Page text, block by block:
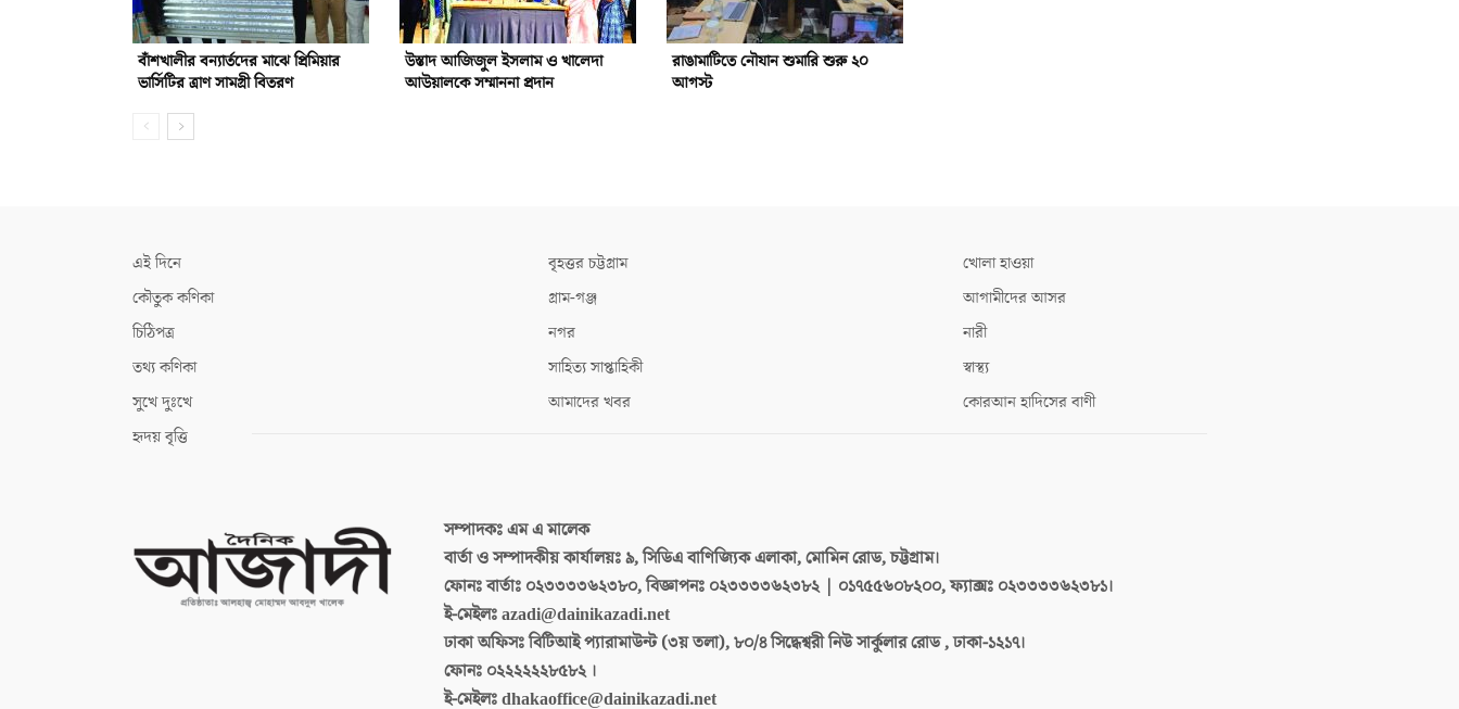
বাঁশখালীর বন্যার্তদের মাঝে প্রিমিয়ার
ভার্সিটির ত্রাণ সামগ্রী বিতরণ
উস্তাদ আজিজুল ইসলাম ও খালেদা
আউয়ালকে সম্মাননা প্রদান
রাঙামাটিতে নৌযান শুমারি শুরু ২০
আগস্ট
এই দিনে
কৌতুক কণিকা
চিঠিপত্র
তথ্য কণিকা
সুখে দুঃখে
হৃদয় বৃত্তি
বৃহত্তর চট্টগ্রাম
গ্রাম-গঞ্জ
নগর
সাহিত্য সাপ্তাহিকী
আমাদের খবর
খোলা হাওয়া
আগামীদের আসর
নারী
স্বাস্থ্য
কোরআন হাদিসের বাণী
সম্পাদকঃএম এ মালেক
বার্তা ও সম্পাদকীয় কার্যালয়ঃ৯, সিডিএ বাণিজ্যিক এলাকা, মোমিন রোড, চট্টগ্রাম।
ফোনঃ বার্তাঃ ০২৩৩৩৩৬২৩৮০, বিজ্ঞাপনঃ ০২৩৩৩৩৬২৩৮২ | ০১৭৫৫৬০৮২০০, ফ্যাক্সঃ ০২৩৩৩৩৬২৩৮১।
ই-মেইলঃazadi@dainikazadi.net
ঢাকা অফিসঃবিটিআই প্যারামাউন্ট (৩য় তলা), ৮০/৪ সিদ্ধেশ্বরী নিউ সার্কুলার রোড , ঢাকা-১২১৭।
ফোনঃ ০২২২২২২৮৫৮২ ।
ই-মেইলঃdhakaoffice@dainikazadi.net